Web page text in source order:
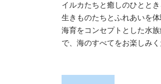
イルカたちと癒しのひとと
生きものたちとふれあいを
海育をコンセプトとした水族
で、海のすべてをお楽しみく